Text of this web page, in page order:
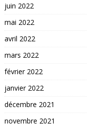
juin 2022
mai 2022
avril 2022
mars 2022
février 2022
janvier 2022
décembre 2021
novembre 2021